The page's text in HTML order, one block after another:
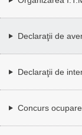
Declaraţii de
Declaraţii de
Concurs